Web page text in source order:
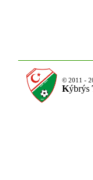
© 2011 -
Kýbrýs